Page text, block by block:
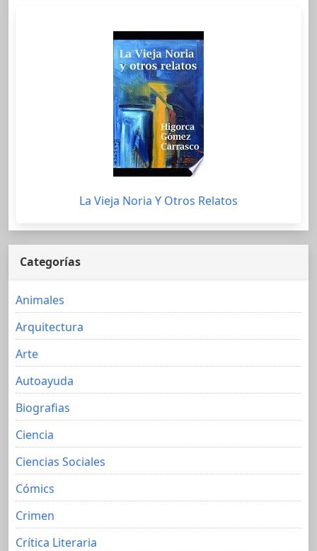
La Vieja Noria Y Otros Relatos
Categorías
Animales
Arquitectura
Arte
Autoayuda
Biografias
Ciencia
Ciencias Sociales
Cómics
Crimen
Crítica Literaria